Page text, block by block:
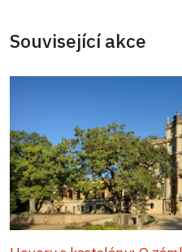
Související akce